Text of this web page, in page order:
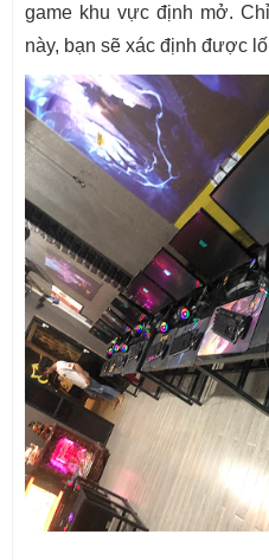
game khu vực định mở.
này, bạn sẽ xác định được